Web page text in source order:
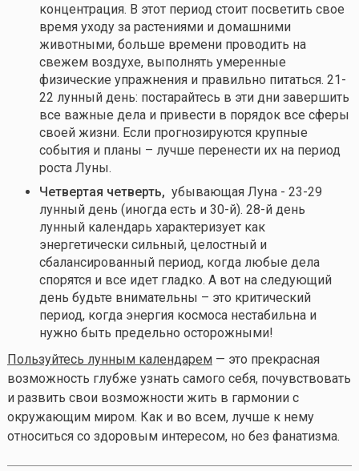
концентрация. В этот период стоит посветить свое
время уходу за растениями и домашними
животными, больше времени проводить на
свежем воздухе, выполнять умеренные
физические упражнения и правильно питаться. 21-
22 лунный день: постарайтесь в эти дни завершить
все важные дела и привести в порядок все сферы
своей жизни. Если прогнозируются крупные
события и планы – лучше перенести их на период
роста Луны.
Четвертая четверть, убывающая Луна - 23-29
лунный день (иногда есть и 30-й). 28-й день
лунный календарь характеризует как
энергетически сильный, целостный и
сбалансированный период, когда любые дела
спорятся и все идет гладко. А вот на следующий
день будьте внимательны – это критический
период, когда энергия космоса нестабильна и
нужно быть предельно осторожными!
Пользуйтесь лунным календарем— это прекрасная
возможность глубже узнать самого себя, почувствовать
и развить свои возможности жить в гармонии с
окружающим миром. Как и во всем, лучше к нему
относиться со здоровым интересом, но без фанатизма.